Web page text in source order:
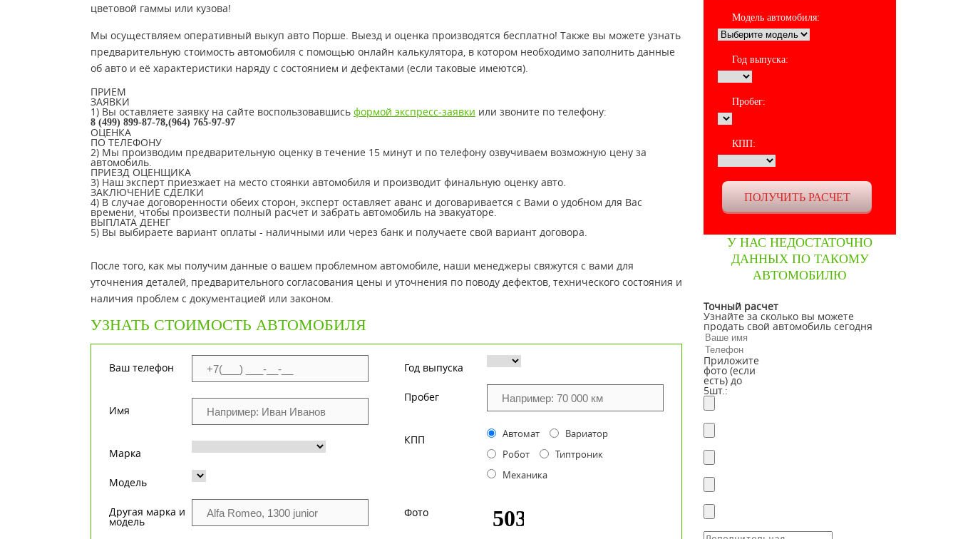
Модель автомобиля:
Год выпуска:
Пробег:
КПП:
У НАС НЕДОСТАТОЧНО
ДАННЫХ ПО ТАКОМУ
АВТОМОБИЛЮ
Точный расчет
Узнайте за сколько вы можете
продать свой автомобиль сегодня
Приложите
фото (если
есть) до
5шт.:
цветовой гаммы или кузова!
Мы осуществляем оперативный выкуп авто Порше. Выезд и оценка производятся бесплатно! Также вы можете узнать
предварительную стоимость автомобиля с помощью онлайн калькулятора, в котором необходимо заполнить данные
об авто и её характеристики наряду с состоянием и дефектами (если таковые имеются).
ПРИЕМ
ЗАЯВКИ
1) Вы оставляете заявку на сайте воспользовавшись формой экспресс-заявки или звоните по телефону:
8 (499) 899-87-78,(964) 765-97-97
ОЦЕНКА
ПО ТЕЛЕФОНУ
2) Мы производим предварительную оценку в течение 15 минут и по телефону озвучиваем возможную цену за
автомобиль.
ПРИЕЗД ОЦЕНЩИКА
3) Наш эксперт приезжает на место стоянки автомобиля и производит финальную оценку авто.
ЗАКЛЮЧЕНИЕ СДЕЛКИ
4) В случае договоренности обеих сторон, эксперт оставляет аванс и договаривается с Вами о удобном для Вас
времени, чтобы произвести полный расчет и забрать автомобиль на эвакуаторе.
ВЫПЛАТА ДЕНЕГ
5) Вы выбираете вариант оплаты - наличными или через банк и получаете свой вариант договора.
После того, как мы получим данные о вашем проблемном автомобиле, наши менеджеры свяжутся с вами для
уточнения деталей, предварительного согласования цены и уточнения по поводу дефектов, технического состояния и
наличия проблем с документацией или законом.
УЗНАТЬ СТОИМОСТЬ АВТОМОБИЛЯ
Ваш телефон
Имя
Марка
Модель
Другая марка и
модель
Год выпуска
Пробег
КПП Автомат
Вариатор
Робот
Типтроник
Механика
Фото